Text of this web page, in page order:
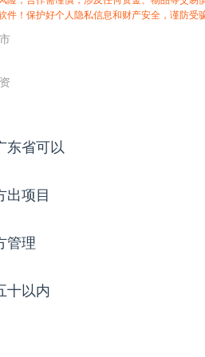
件！保护好个人隐私信息和财产安全，谨防受
东省可以
出项目
管理
十以内